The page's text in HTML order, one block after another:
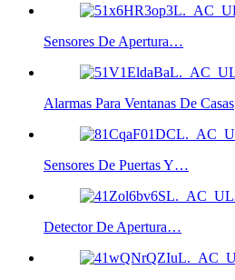
Sensores De Apertura…
Alarmas Para Ventanas De Casas
Sensores De Puertas Y…
Detector De Apertura…